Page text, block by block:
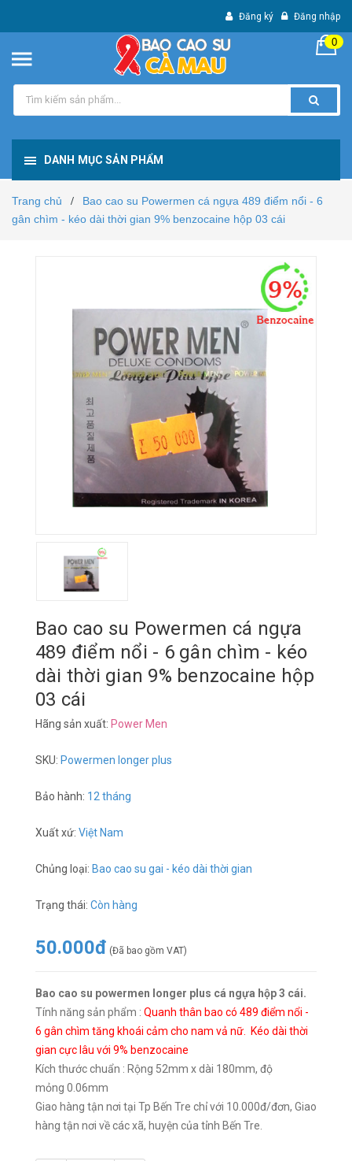
Đăng ký Đăng nhập
0
DANH MỤC SẢN PHẨM
Trang chủ /
Bao cao su Powermen cá ngựa 489 điểm nổi - 6
gân chìm - kéo dài thời gian 9% benzocaine hộp 03 cái
Bao cao su Powermen cá ngựa
489 điểm nổi - 6 gân chìm - kéo
dài thời gian 9% benzocaine hộp
03 cái
Hãng sản xuất: Power Men
SKU: Powermen longer plus
Bảo hành: 12 tháng
Xuất xứ: Việt Nam
Chủng loại: Bao cao su gai - kéo dài thời gian
Trạng thái: Còn hàng
50.000đ (Đã bao gồm VAT)
Bao cao su powermen longer plus cá ngựa hộp 3 cái.
Tính năng sản phẩm : Quanh thân bao có 489 điểm nổi -
6 gân chìm tăng khoái cảm cho nam vả nữ. Kéo dài thời
gian cực lâu với 9% benzocaine
Kích thước chuẩn : Rộng 52mm x dài 180mm, độ
mỏng 0.06mm
Giao hàng tận nơi tại Tp Bến Tre chỉ với 10.000đ/đơn, Giao
hàng tận nơi về các xã, huyện của tỉnh Bến Tre.